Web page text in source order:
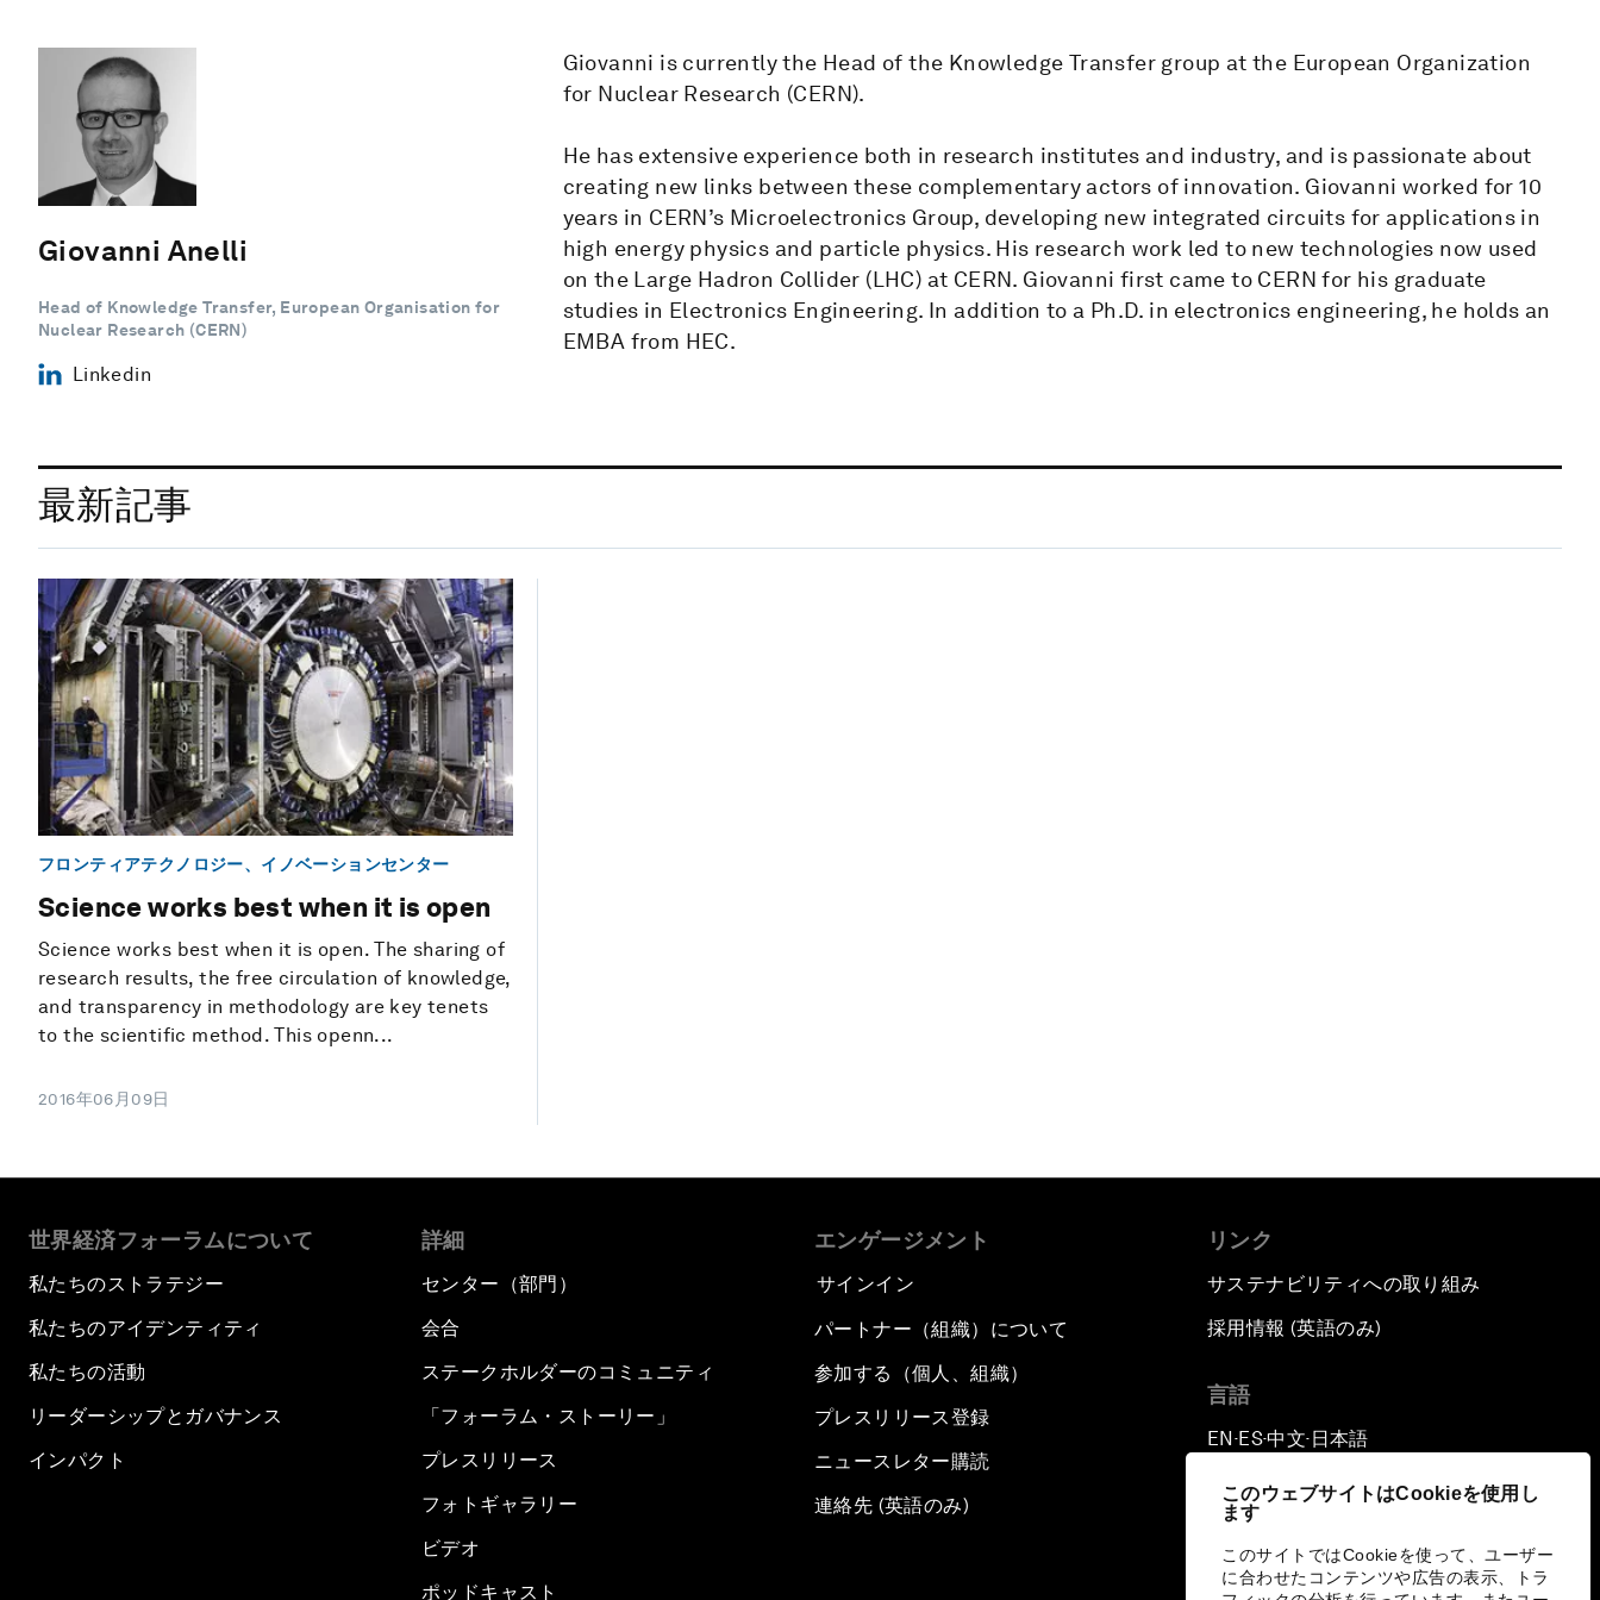
このウェブサイトはCookieを使用し
ます
このサイトではCookieを使って、ユーザー
に合わせたコンテンツや広告の表示、トラ
Giovanni Anelli
Head of Knowledge Transfer, European Organisation for
Nuclear Research (CERN)
Linkedin
Giovanni is currently the Head of the Knowledge Transfer group at the European Organization
for Nuclear Research (CERN).
He has extensive experience both in research institutes and industry, and is passionate about
creating new links between these complementary actors of innovation. Giovanni worked for 10
years in CERN’s Microelectronics Group, developing new integrated circuits for applications in
high energy physics and particle physics. His research work led to new technologies now used
on the Large Hadron Collider (LHC) at CERN. Giovanni first came to CERN for his graduate
studies in Electronics Engineering. In addition to a Ph.D. in electronics engineering, he holds an
EMBA from HEC.
最新記事
フロンティアテクノロジー、イノベーションセンター
Science works best when it is open
Science works best when it is open. The sharing of
research results, the free circulation of knowledge,
and transparency in methodology are key tenets
to the scientific method. This openn...
2016年06月09日
世界経済フォーラムについて
私たちのストラテジー
私たちのアイデンティティ
私たちの活動
リーダーシップとガバナンス
インパクト
詳細
センター（部門）
会合
ステークホルダーのコミュニティ
「フォーラム・ストーリー」
プレスリリース
フォトギャラリー
ビデオ
ポッドキャスト
エンゲージメント
サインイン
パートナー（組織）について
参加する（個人、組織）
プレスリリース登録
ニュースレター購読
連絡先 (英語のみ)
リンク
サステナビリティへの取り組み
採用情報 (英語のみ)
言語
EN ▪ ES▪中文▪ 日本語